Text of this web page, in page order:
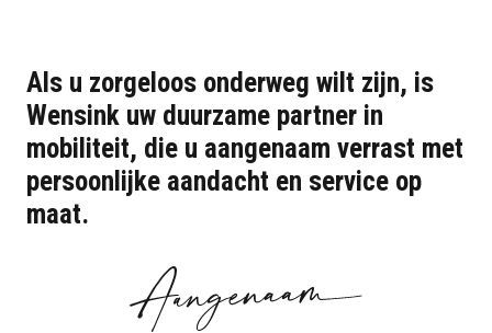
Als u zorgeloos onderweg wilt zijn, is
Wensink uw duurzame partner in
mobiliteit, die u aangenaam verrast met
persoonlijke aandacht en service op
maat.